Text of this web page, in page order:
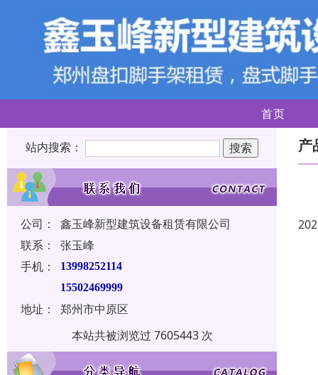
首页
站内搜索：
公司：
鑫玉峰新型建筑设备租赁有限公司
联系：
张玉峰
手机：
13998252114
15502469999
地址：
郑州市中原区
本站共被浏览过 7605443 次
产